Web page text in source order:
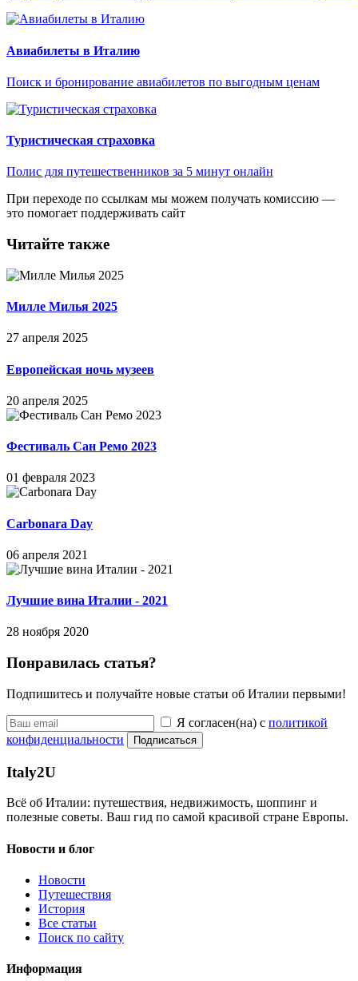
Авиабилеты в Италию
Поиск и бронирование авиабилетов по выгодным ценам
Туристическая страховка
Полис для путешественников за 5 минут онлайн
При переходе по ссылкам мы можем получать комиссию —
это помогает поддерживать сайт
Читайте также
Милле Милья 2025
27 апреля 2025
Европейская ночь музеев
20 апреля 2025
Фестиваль Сан Ремо 2023
01 февраля 2023
Carbonara Day
06 апреля 2021
Лучшие вина Италии - 2021
28 ноября 2020
Понравилась статья?
Подпишитесь и получайте новые статьи об Италии первыми!
Я согласен(на) с политикой
конфиденциальности
Подписаться
Italy2U
Всё об Италии: путешествия, недвижимость, шоппинг и
полезные советы. Ваш гид по самой красивой стране Европы.
Новости и блог
Новости
Путешествия
История
Все статьи
Поиск по сайту
Информация